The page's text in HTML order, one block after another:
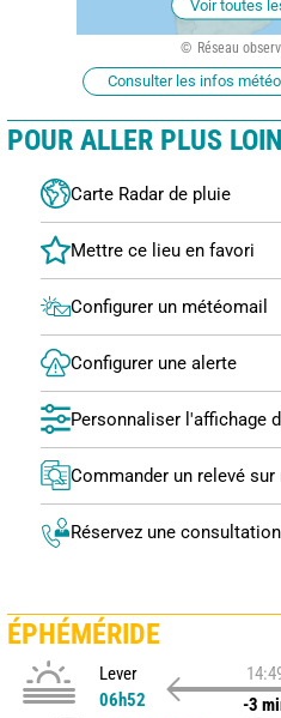
Voir toutes
Réseau
Consulter les infos
POUR ALLER PLUS LOIN
Carte Radar de pluie
Configurer un météomail
Configurer une alerte
Personnaliser l'affichage
Commander un relevé sur
Réservez une
ÉPHÉMÉRIDE
Lever
06h52
-3